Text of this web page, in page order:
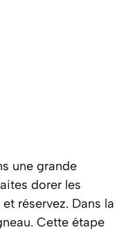
une grande
dorer les
réservez. Dans la
Cette étape